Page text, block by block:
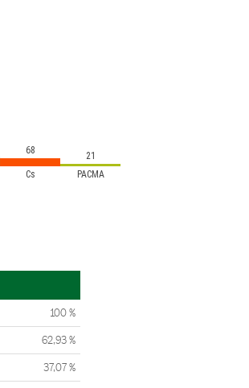
Cs PACMA
68 21
100 %
62,93 %
37,07 %